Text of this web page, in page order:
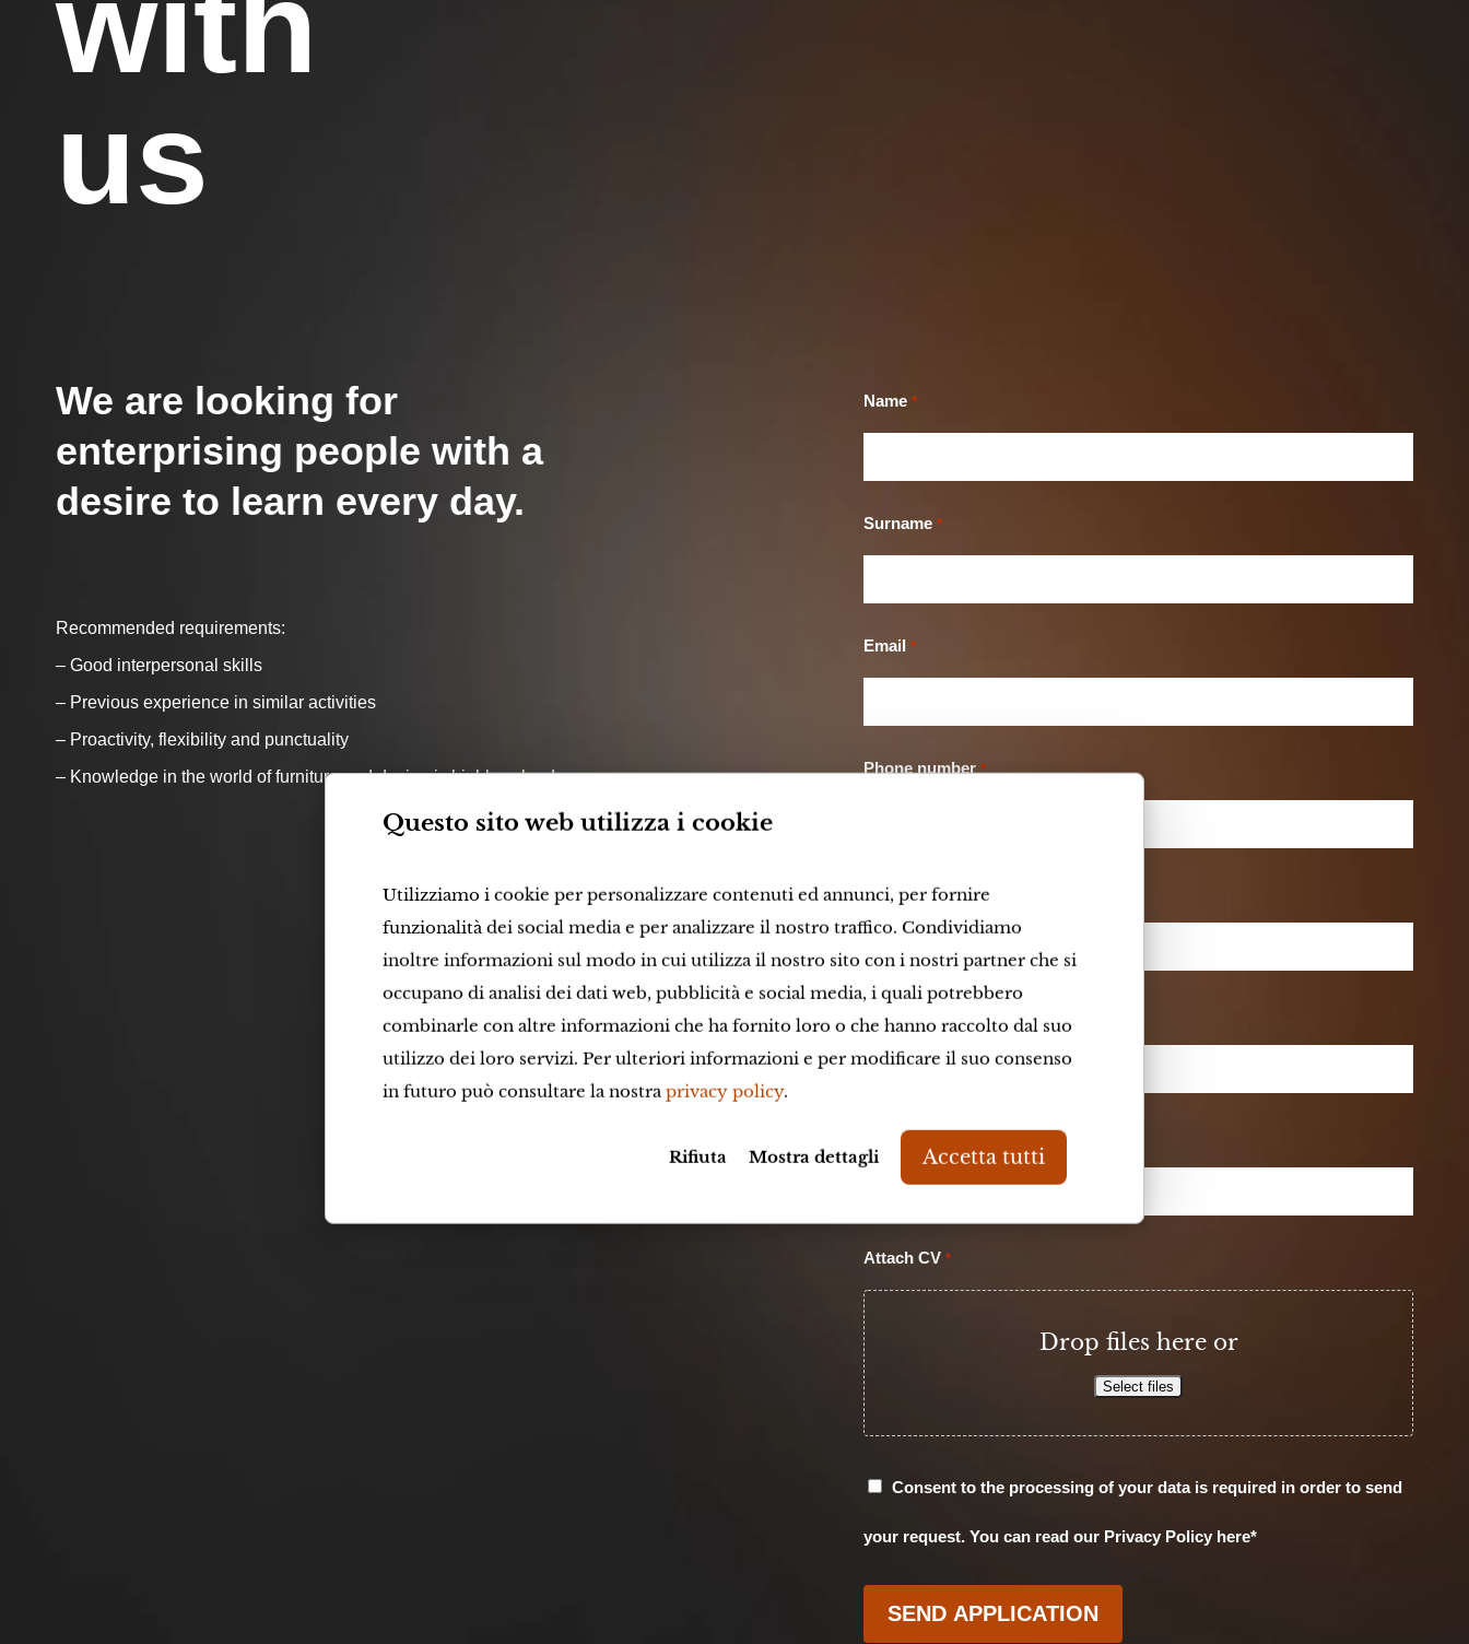
Questo sito web utilizza i cookie
Utilizziamo i cookie per personalizzare contenuti ed annunci, per fornire
funzionalità dei social media e per analizzare il nostro traffico. Condividiamo
inoltre informazioni sul modo in cui utilizza il nostro sito con i nostri partner che si
occupano di analisi dei dati web, pubblicità e social media, i quali potrebbero
combinarle con altre informazioni che ha fornito loro o che hanno raccolto dal suo
utilizzo dei loro servizi. Per ulteriori informazioni e per modificare il suo consenso
in futuro può consultare la nostra privacy policy.
Rifiuta Mostra dettagli Accetta tutti
us
We are looking for
enterprising people with a
desire to learn every day.
Recommended requirements:
– Good interpersonal skills
– Previous experience in similar activities
– Proactivity, flexibility and punctuality
– Knowledge in the world of furniture and design is highly valued
Name *
Surname *
Email *
Phone number *
Region *
City
Address
Attach CV *
Drop files here or
Select files
Consenso
Consent to the processing of your data is required in order to send
your request. You can read our Privacy Policy here*